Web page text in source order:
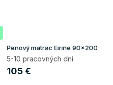
Penový matrac Eirine 90x200
5-10 pracovných dní
105 €